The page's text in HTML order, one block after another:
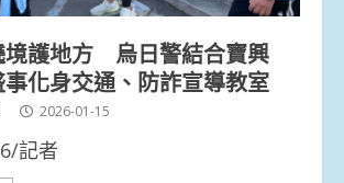
境護地方 烏日警結合寶興
化身交通、防詐宣導教室
2026-01-15
記者